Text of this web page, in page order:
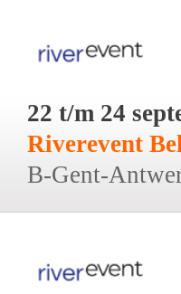
22 t/m 24
Riverevent
B-Gent-